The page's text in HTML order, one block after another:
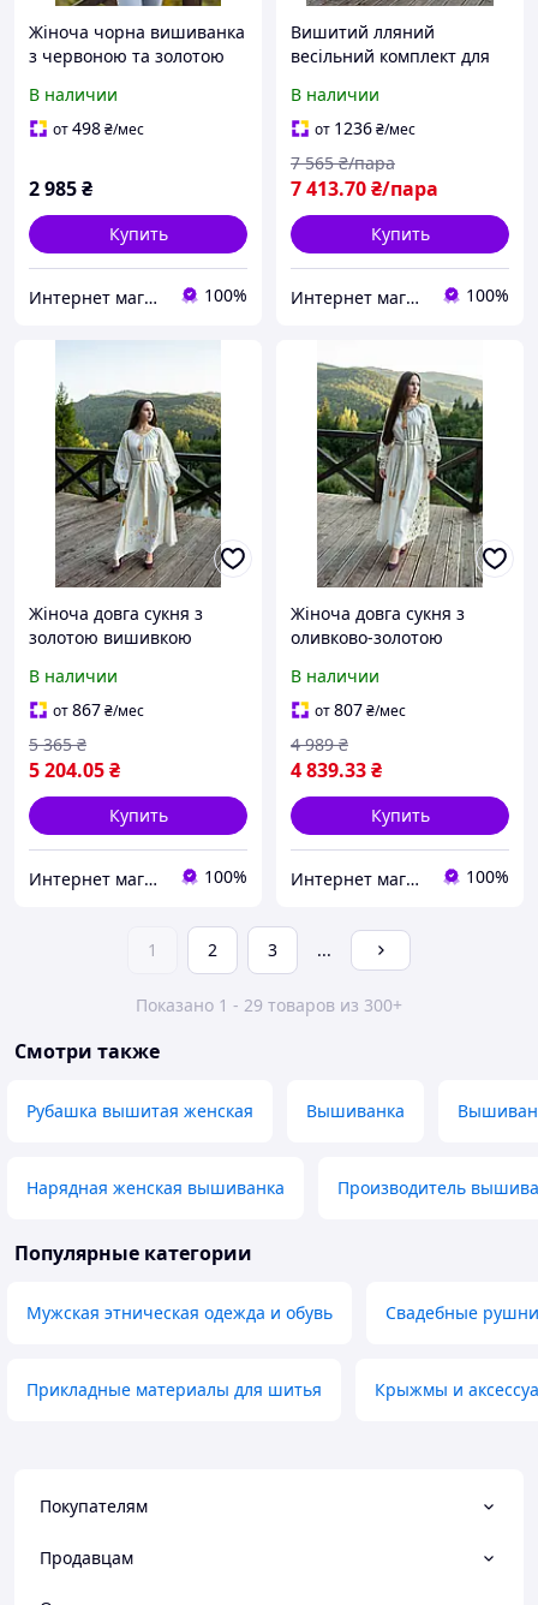
Жіноча чорна вишиванка
з червоною та золотою
В наличии
от498₴/мес
2 985₴
Купить
Интернет магазин "EtnoVyshуvka" 100%
Вишитий лляний
весільний комплект для
вишивкою.довга вишита
сукня бохо з мереживом
В наличии
от 1236₴/мес
7 413.70₴/пара
7 565 ₴/пара
Купить
Интернет магазин "EtnoVyshуvka" 100%
Жіноча довга сукня з
золотою вишивкою
В наличии
от867₴/мес
5 204.05₴
5 365 ₴
Купить
Интернет магазин "EtnoVyshуvka" 100%
Жіноча довга сукня з
оливково-золотою
В наличии
от807₴/мес
4 839.33₴
4 989 ₴
Купить
Интернет магазин "EtnoVyshуvka" 100%
1 2 3 ...
Показано 1 - 29 товаров из 300+
Смотри также
Рубашка вышитая женская Вышиванка
Нарядная женская вышиванка Производитель
Популярные категории
Мужская этническая одежда и обувь Свадебные
Прикладные материалы для шитья Крыжмы и
Покупателям
Продавцам